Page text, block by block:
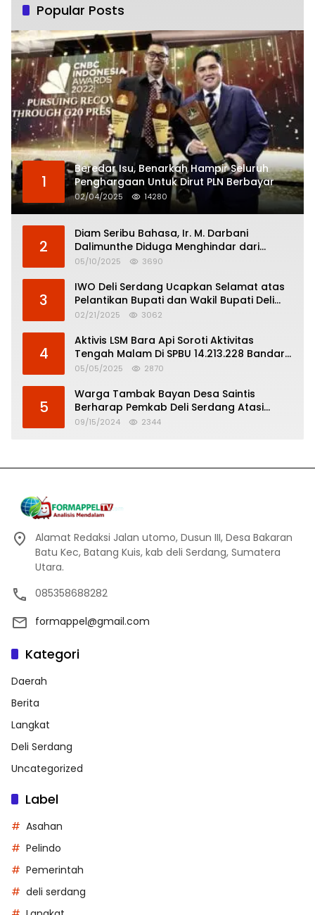
Popular Posts
1
Beredar Isu, Benarkah Hampir Seluruh
Penghargaan Untuk Dirut PLN Berbayar
02/04/2025 14280
2
Diam Seribu Bahasa, Ir. M. Darbani
Dalimunthe Diduga Menghindar dari
Pertanggungjawaban Politik
05/10/2025 3690
3
IWO Deli Serdang Ucapkan Selamat atas
Pelantikan Bupati dan Wakil Bupati Deli
Serdang
02/21/2025 3062
4
Aktivis LSM Bara Api Soroti Aktivitas
Tengah Malam Di SPBU 14.213.228 Bandar
Tinggi
05/05/2025 2870
5
Warga Tambak Bayan Desa Saintis
Berharap Pemkab Deli Serdang Atasi
Banjir
09/15/2024 2344
Alamat Redaksi Jalan utomo, Dusun III, Desa Bakaran
Batu Kec, Batang Kuis, kab deli Serdang, Sumatera
Utara.
085358688282
formappel@gmail.com
Kategori
Daerah
Berita
Langkat
Deli Serdang
Uncategorized
Label
Asahan
Pelindo
Pemerintah
deli serdang